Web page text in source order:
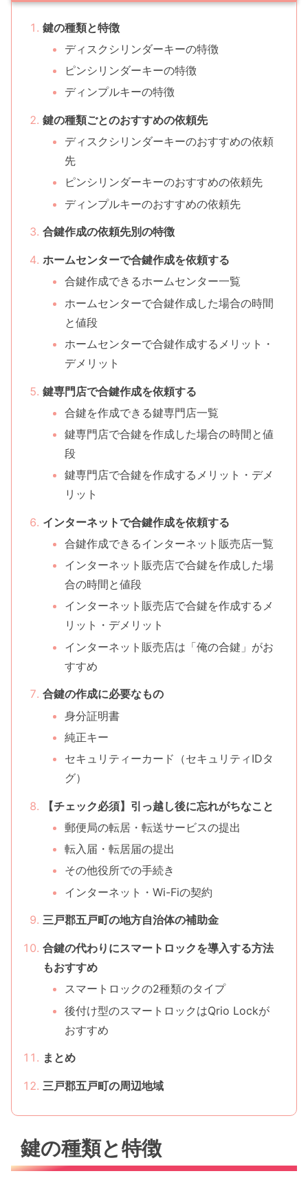
鍵の種類と特徴
ディスクシリンダーキーの特徴
ピンシリンダーキーの特徴
ディンプルキーの特徴
鍵の種類ごとのおすすめの依頼先
ディスクシリンダーキーのおすすめの依頼
先
ピンシリンダーキーのおすすめの依頼先
ディンプルキーのおすすめの依頼先
合鍵作成の依頼先別の特徴
ホームセンターで合鍵作成を依頼する
合鍵作成できるホームセンター一覧
ホームセンターで合鍵作成した場合の時間
と値段
ホームセンターで合鍵作成するメリット・
デメリット
鍵専門店で合鍵作成を依頼する
合鍵を作成できる鍵専門店一覧
鍵専門店で合鍵を作成した場合の時間と値
段
鍵専門店で合鍵を作成するメリット・デメ
リット
インターネットで合鍵作成を依頼する
合鍵作成できるインターネット販売店一覧
インターネット販売店で合鍵を作成した場
合の時間と値段
インターネット販売店で合鍵を作成するメ
リット・デメリット
インターネット販売店は「俺の合鍵」がお
すすめ
合鍵の作成に必要なもの
身分証明書
純正キー
セキュリティーカード（セキュリティIDタ
グ）
【チェック必須】引っ越し後に忘れがちなこと
郵便局の転居・転送サービスの提出
転入届・転居届の提出
その他役所での手続き
インターネット・Wi-Fiの契約
三戸郡五戸町の地方自治体の補助金
合鍵の代わりにスマートロックを導入する方法
もおすすめ
スマートロックの2種類のタイプ
後付け型のスマートロックはQrio Lockが
おすすめ
まとめ
三戸郡五戸町の周辺地域
鍵の種類と特徴